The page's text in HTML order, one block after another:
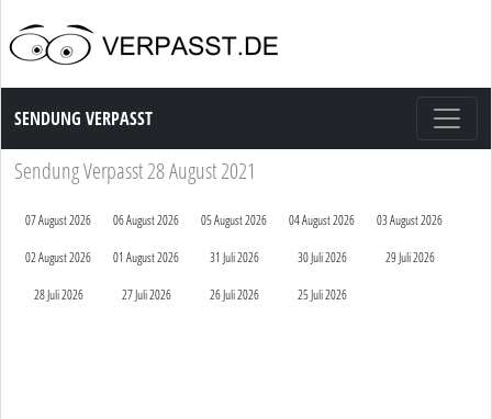
Sendung Verpasst
SENDUNG VERPASST
Sendung Verpasst 28 August 2021
07 August 2026 06 August 2026 05 August 2026 04 August 2026
03 August 2026
02 August 2026
01 August 2026 31 Juli 2026 30 Juli 2026
29 Juli 2026
28 Juli 2026
27 Juli 2026 26 Juli 2026 25 Juli 2026